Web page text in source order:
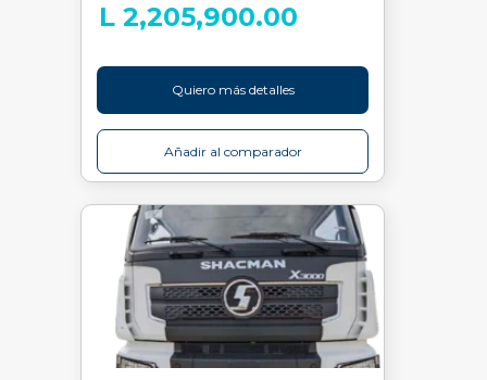
L 2,205,900.00
Quiero más detalles
Añadir al comparador